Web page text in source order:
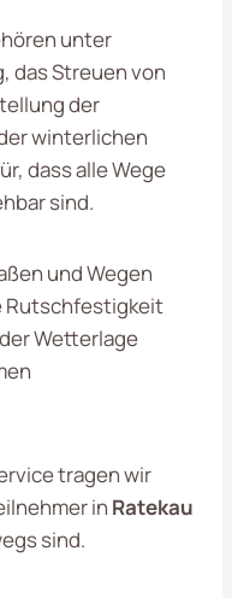
unter
das Streuen von
der
winterlichen
dass alle Wege
sind.
und Wegen
Rutschfestigkeit
Wetterlage
tragen wir
in Ratekau
sind.